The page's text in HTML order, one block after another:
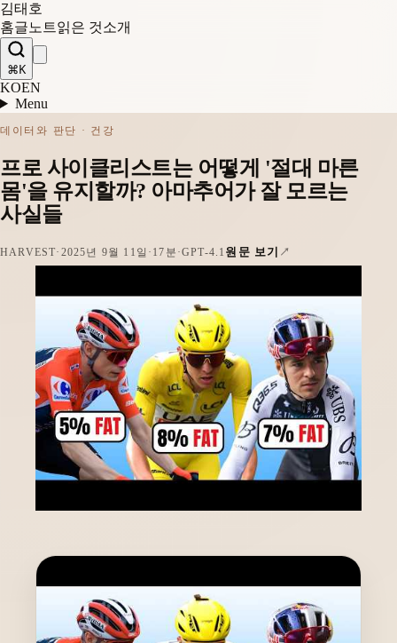
김태호
홈글 노트읽은 것소개
⌘K
KOEN
Menu
데이터와 판단 · 건강
프로 사이클리스트는 어떻게 '절대 마른
몸'을 유지할까? 아마추어가 잘 모르는
사실들
HARVEST· 2025년 9월 11일 · 17분 ·GPT-4.1 원문 보기